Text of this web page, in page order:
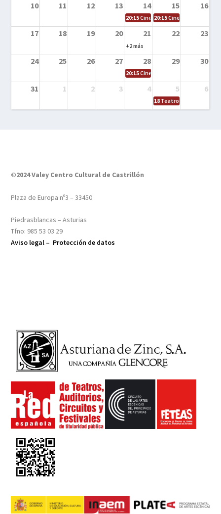
10 11 12 13 14 15 16
20:15Cine en la calle – Tortugas
20:15Cine en la calle –
17 18 19 20 21 22 23
+2 más
24 25 26 27 28 29 30
20:15Cine en el calle – Tintín y el
31 1 2 3 4 5 6
18 Teatro – Tres
©2024 Valey Centro Cultural de Castrillón
Plaza de Europa nº3 – 33450
Piedrasblancas – Asturias
Tfno: 985 53 03 29
Aviso legal – Protección de datos